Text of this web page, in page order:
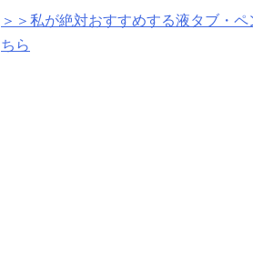
＞＞私が絶対おすすめする液タブ・
ちら